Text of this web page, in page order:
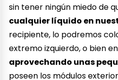
sin tener ningún miedo de
cualquier líquido en
recipiente, lo podremos
extremo izquierdo, o bien
aprovechando unas
poseen los módulos